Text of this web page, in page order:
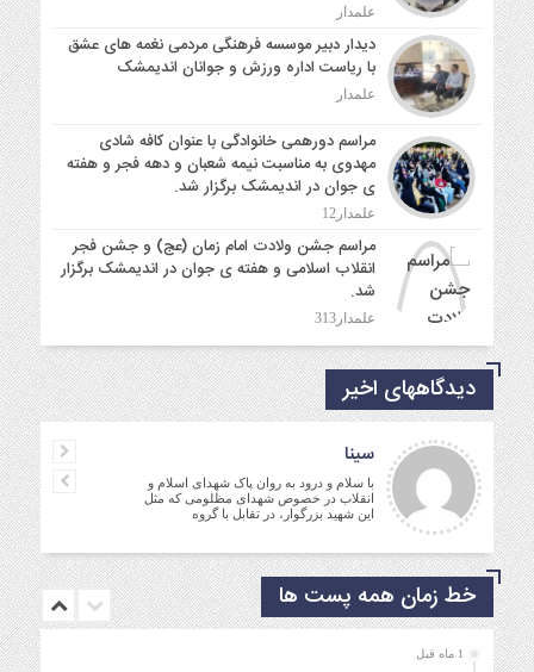
علمدار
دیدار دبیر موسسه فرهنگی مردمی نغمه های عشق
با ریاست اداره ورزش و جوانان اندیمشک
علمدار
مراسم دورهمی خانوادگی با عنوان کافه شادی
مهدوی به مناسبت نیمه شعبان و دهه فجر و هفته
ی جوان در اندیمشک برگزار شد.
علمدار12
مراسم جشن ولادت امام زمان (عج) و جشن فجر
انقلاب اسلامی و هفته ی جوان در اندیمشک برگزار
شد.
علمدار313
دیدگاههای اخیر
جمالی نسب
موفق باشید و تندرست
خط زمان همه پست ها
1 ماه قبل